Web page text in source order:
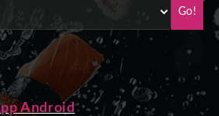
Go!
Android